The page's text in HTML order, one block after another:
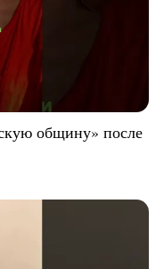
общину» после